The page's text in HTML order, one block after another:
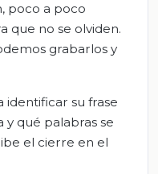
poco a poco
que no se olviden.
grabarlos y
identificar su frase
qué palabras se
el cierre en el